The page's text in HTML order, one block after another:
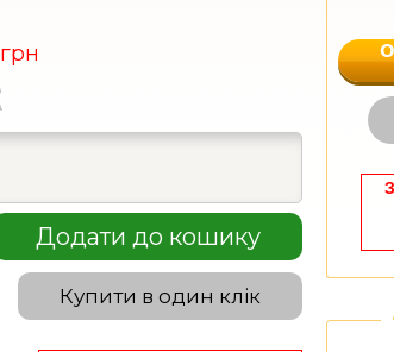
грн
Додати до кошику
Купити в один клік